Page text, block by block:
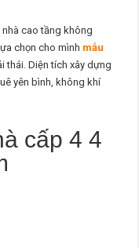
cao tầng không
chọn cho mình mẫu
thái. Diện tích xây dựng
yên bình, không khí
cấp 4 4